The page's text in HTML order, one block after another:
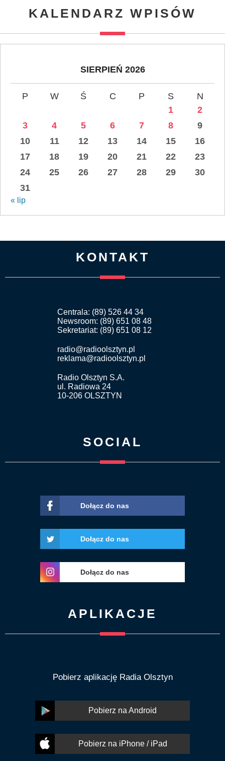
KALENDARZ WPISÓW
SIERPIEŃ 2026
P W Ś C P S
N
1
2
3
4 5 6 7 8
9
10
11 12 13 14 15
16
17
18 19 20 21 22
23
24
25 26 27 28 29
30
31
« lip
KONTAKT
Centrala: (89) 526 44 34
Newsroom: (89) 651 08 48
Sekretariat: (89) 651 08 12
radio@radioolsztyn.pl
reklama@radioolsztyn.pl
Radio Olsztyn S.A.
ul. Radiowa 24
10-206 OLSZTYN
SOCIAL
Dołącz do nas
Dołącz do nas
Dołącz do nas
APLIKACJE
Pobierz aplikację Radia Olsztyn
Pobierz na Android
Pobierz na iPhone / iPad